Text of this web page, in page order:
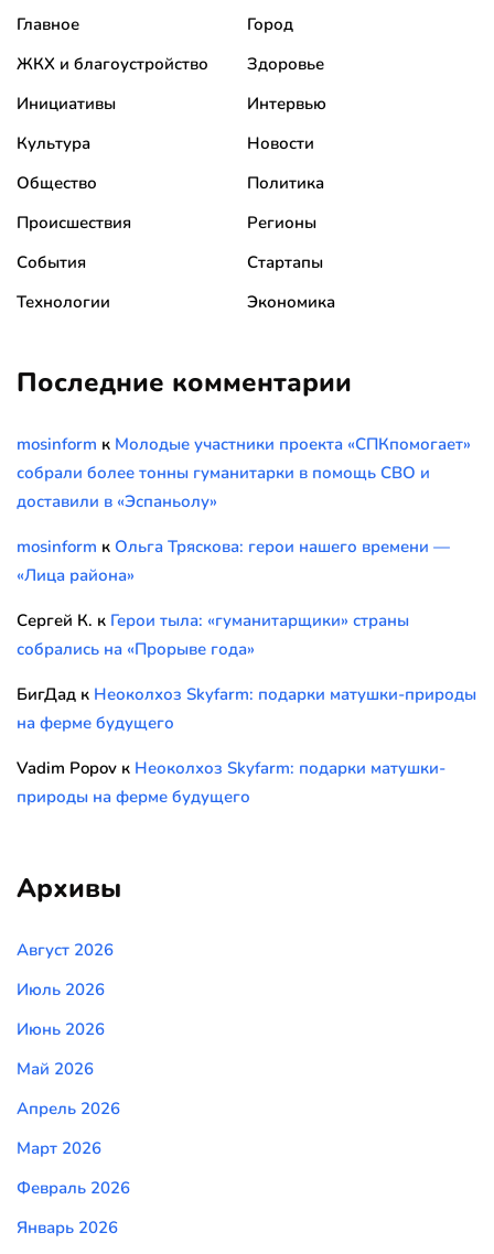
Главное
Город
ЖКХ и благоустройство
Здоровье
Инициативы
Интервью
Культура
Новости
Общество
Политика
Происшествия
Регионы
События
Стартапы
Технологии
Экономика
Последние комментарии
mosinform к Молодые участники проекта «СПКпомогает»
собрали более тонны гуманитарки в помощь СВО и
доставили в «Эспаньолу»
mosinform к Ольга Тряскова: герои нашего времени —
«Лица района»
Сергей К. к Герои тыла: «гуманитарщики» страны
собрались на «Прорыве года»
БигДад к Неоколхоз Skyfarm: подарки матушки-природы
на ферме будущего
Vadim Popov к Неоколхоз Skyfarm: подарки матушки-
природы на ферме будущего
Архивы
Август 2026
Июль 2026
Июнь 2026
Май 2026
Апрель 2026
Март 2026
Февраль 2026
Январь 2026